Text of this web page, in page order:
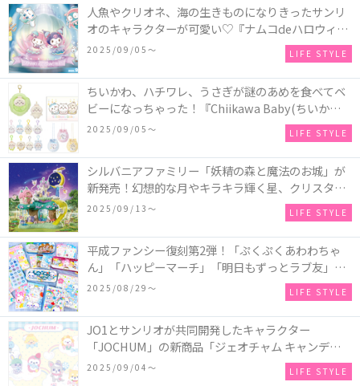
人魚やクリオネ、海の生きものになりきったサンリ
オのキャラクターが可愛い♡『ナムコdeハロウィン
2025～マーメイドファンタジー～』全国のアミュー
ズメント施設「ナムコ」「ナムコオンラインクレー
ン」で開催！
2025/09/05〜 LIFE STYLE
ちいかわ、ハチワレ、うさぎが謎のあめを食べてベ
ビーになっちゃった！『Chiikawa Baby(ちいかわベ
ビー)』の催事を全国14か所で開催！
2025/09/05〜 LIFE STYLE
シルバニアファミリー「妖精の森と魔法のお城」が
新発売！幻想的な月やキラキラ輝く星、クリスタル
などの装飾がお城を彩る♡
2025/09/13〜 LIFE STYLE
平成ファンシー復刻第2弾！「ぷくぷくあわわちゃ
ん」「ハッピーマーチ」「明日もずっとラブ友」な
どの「カンペンケース」や「遊べるメモ帳」が発売
2025/08/29〜 LIFE STYLE
JO1とサンリオが共同開発したキャラクター
「JOCHUM」の新商品「ジェオチャム キャンディデ
ザインシリーズ」が発売！一部店舗限定で特別装飾
2025/09/04〜 LIFE STYLE